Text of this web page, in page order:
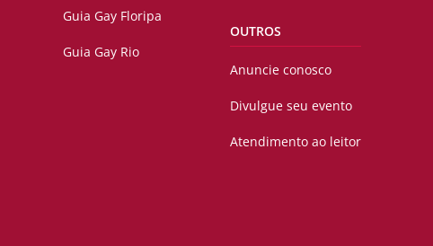
Guia Gay Floripa
Guia Gay Rio
OUTROS
Anuncie conosco
Divulgue seu evento
Atendimento ao leitor